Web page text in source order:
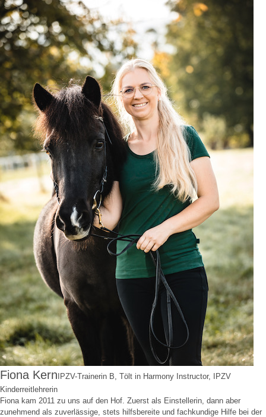
Fiona Kern IPZV-Trainerin B, Tölt in Harmony Instructor, IPZV
Kinderreitlehrerin
Fiona kam 2011 zu uns auf den Hof. Zuerst als Einstellerin, dann aber
zunehmend als zuverlässige, stets hilfsbereite und fachkundige Hilfe bei der